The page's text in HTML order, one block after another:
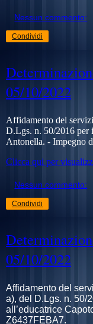
Nessun commento:
Condividi
05/10/2022
Affidamento del
D.Lgs. n. 50/2016 per
Antonella. - Impegno
Clicca qui per
Nessun commento:
Condividi
05/10/2022
Affidamento del
a), del D.Lgs. n. 50/
all’educatrice
Z6437FEBA7.